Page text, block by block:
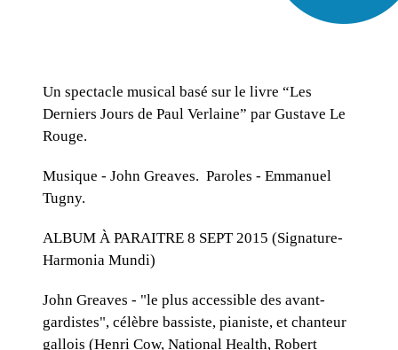
Un spectacle musical basé sur le livre “Les
Derniers Jours de Paul Verlaine” par Gustave Le
Rouge.
Musique - John Greaves. Paroles - Emmanuel
Tugny.
ALBUM À PARAITRE 8 SEPT 2015 (Signature-
Harmonia Mundi)
John Greaves - "le plus accessible des avant-
gardistes", célèbre bassiste, pianiste, et chanteur
gallois (Henri Cow, National Health, Robert